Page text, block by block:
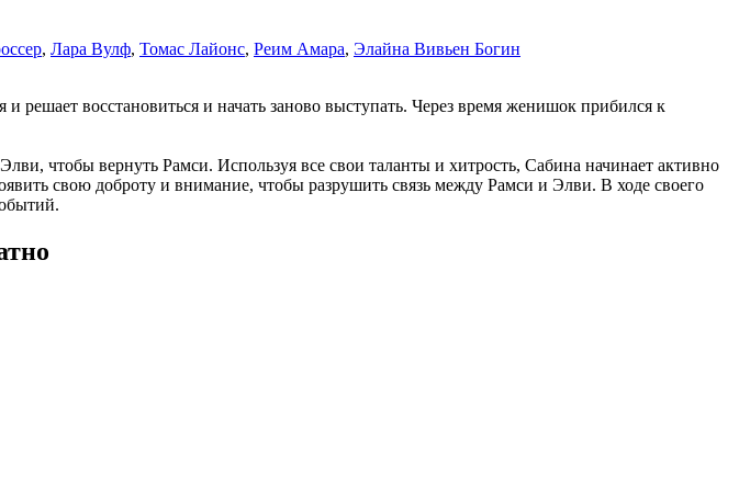
, Лара Вулф, Томас Лайонс, Реим Амара, Элайна Вивьен Богин
решает восстановиться и начать заново выступать. Через время женишок прибился к
чтобы вернуть Рамси. Используя все свои таланты и хитрость, Сабина начинает активно
свою доброту и внимание, чтобы разрушить связь между Рамси и Элви. В ходе своего